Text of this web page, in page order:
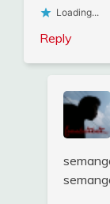
Loading...
Reply